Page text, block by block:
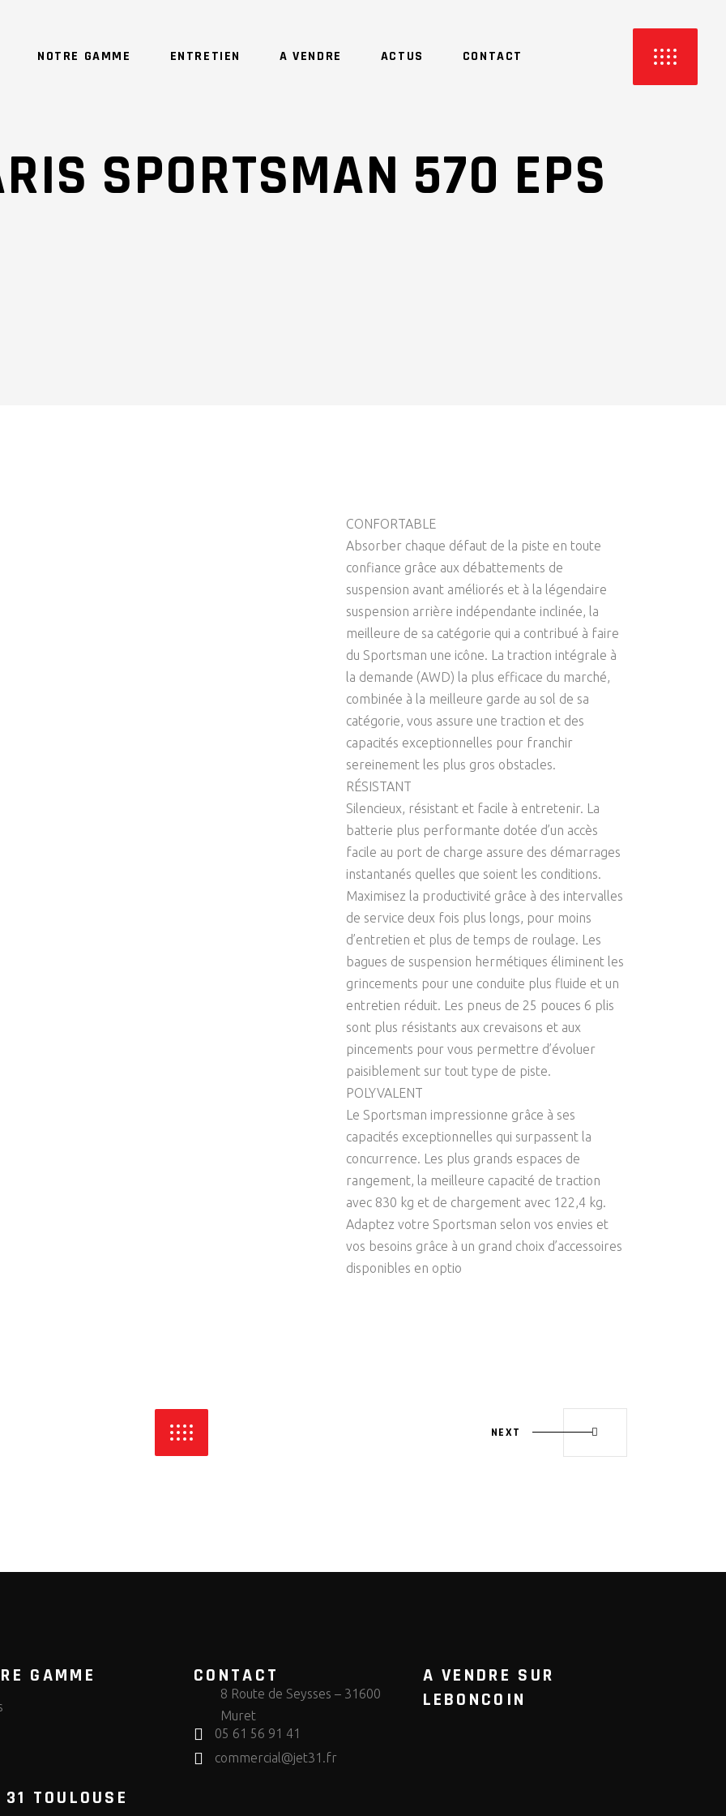
NOTRE GAMME ENTRETIEN A VENDRE ACTUS CONTACT
SPORTSMAN 570 EPS
CONFORTABLE
Absorber chaque défaut de la piste en toute
confiance grâce aux débattements de
suspension avant améliorés et à la légendaire
suspension arrière indépendante inclinée, la
meilleure de sa catégorie qui a contribué à faire
du Sportsman une icône. La traction intégrale à
la demande (AWD) la plus efficace du marché,
combinée à la meilleure garde au sol de sa
catégorie, vous assure une traction et des
capacités exceptionnelles pour franchir
sereinement les plus gros obstacles.
RÉSISTANT
Silencieux, résistant et facile à entretenir. La
batterie plus performante dotée d’un accès
facile au port de charge assure des démarrages
instantanés quelles que soient les conditions.
Maximisez la productivité grâce à des intervalles
de service deux fois plus longs, pour moins
d’entretien et plus de temps de roulage. Les
bagues de suspension hermétiques éliminent les
grincements pour une conduite plus fluide et un
entretien réduit. Les pneus de 25 pouces 6 plis
sont plus résistants aux crevaisons et aux
pincements pour vous permettre d’évoluer
paisiblement sur tout type de piste.
POLYVALENT
Le Sportsman impressionne grâce à ses
capacités exceptionnelles qui surpassent la
concurrence. Les plus grands espaces de
rangement, la meilleure capacité de traction
avec 830 kg et de chargement avec 122,4 kg.
Adaptez votre Sportsman selon vos envies et
vos besoins grâce à un grand choix d’accessoires
disponibles en optio
NEXT
GAMME
TOULOUSE
CONTACT
8 Route de Seysses – 31600
Muret
05 61 56 91 41
commercial@jet31.fr
A VENDRE SUR
LEBONCOIN